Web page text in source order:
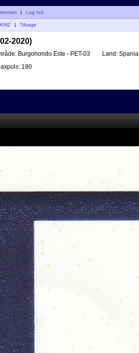
| Log ind
KMZ Tilbage
2020)
Burgohondo Este - PET-03 Land: Spania
190